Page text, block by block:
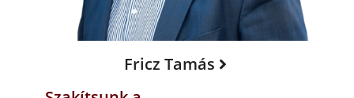
Fricz Tamás